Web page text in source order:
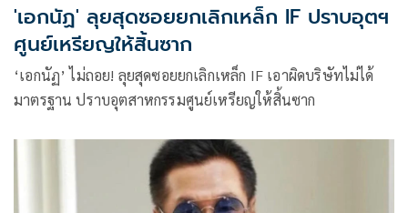
'เอกนัฏ' ลุยสุดซอยยกเลิกเหล็ก IF ปราบอุตฯ
ศูนย์เหรียญให้สิ้นซาก
‘เอกนัฏ’ ไม่ถอย! ลุยสุดซอยยกเลิกเหล็ก IF เอาผิดบริษัทไม่ได้
มาตรฐาน ปราบอุตสาหกรรมศูนย์เหรียญให้สิ้นซาก